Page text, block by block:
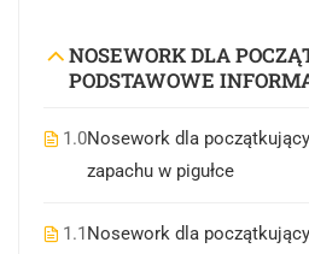
NOSEWORK DLA
PODSTAWOWE
1.0Nosework dla
zapachu w pigułce
1.1 Nosework dla